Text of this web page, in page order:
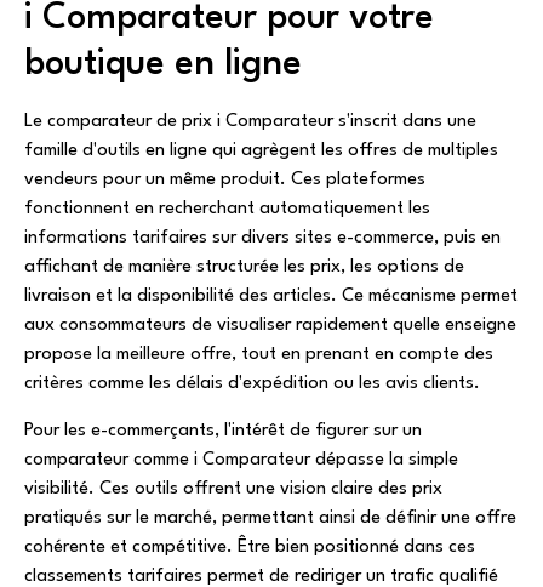
i Comparateur pour votre
boutique en ligne
Le comparateur de prix i Comparateur s'inscrit dans une
famille d'outils en ligne qui agrègent les offres de multiples
vendeurs pour un même produit. Ces plateformes
fonctionnent en recherchant automatiquement les
informations tarifaires sur divers sites e-commerce, puis en
affichant de manière structurée les prix, les options de
livraison et la disponibilité des articles. Ce mécanisme permet
aux consommateurs de visualiser rapidement quelle enseigne
propose la meilleure offre, tout en prenant en compte des
critères comme les délais d'expédition ou les avis clients.
Pour les e-commerçants, l'intérêt de figurer sur un
comparateur comme i Comparateur dépasse la simple
visibilité. Ces outils offrent une vision claire des prix
pratiqués sur le marché, permettant ainsi de définir une offre
cohérente et compétitive. Être bien positionné dans ces
classements tarifaires permet de rediriger un trafic qualifié